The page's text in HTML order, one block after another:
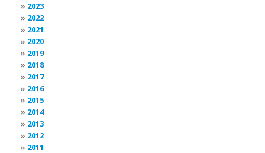
2023
2022
2021
2020
2019
2018
2017
2016
2015
2014
2013
2012
2011